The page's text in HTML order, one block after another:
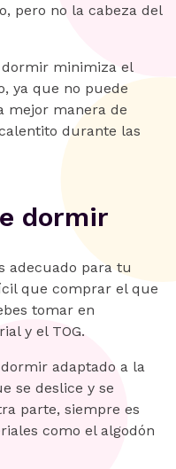
pero no la cabeza del
minimiza el
ya que no puede
mejor manera de
durante las
dormir
adecuado para tu
que comprar el que
tomar en
y el TOG.
adaptado a la
se deslice y se
parte, siempre es
como el algodón